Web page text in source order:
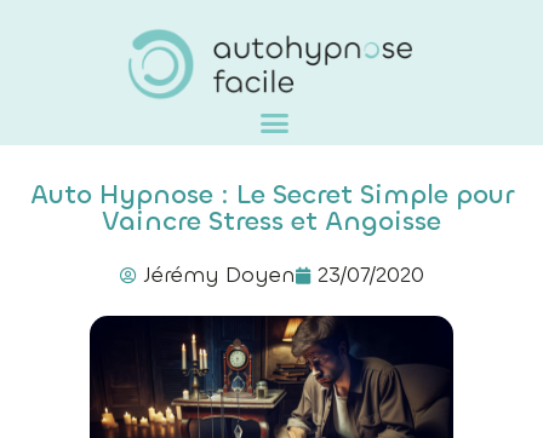
Auto Hypnose : Le Secret Simple pour
Vaincre Stress et Angoisse
Jérémy Doyen 23/07/2020